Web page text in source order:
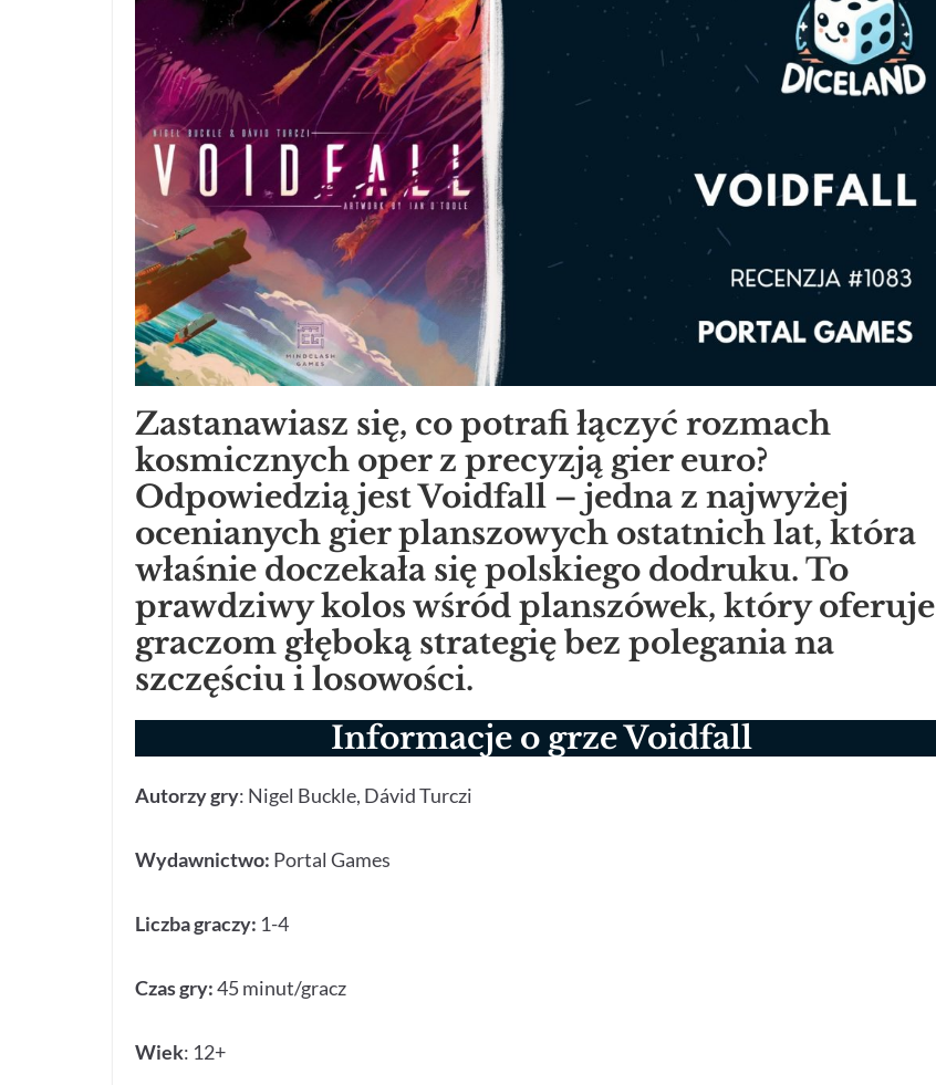
Zastanawiasz się, co potrafi łączyć rozmach
kosmicznych oper z precyzją gier euro?
Odpowiedzią jest Voidfall – jedna z najwyżej
ocenianych gier planszowych ostatnich lat, która
właśnie doczekała się polskiego dodruku. To
prawdziwy kolos wśród planszówek, który oferuje
graczom głęboką strategię bez polegania na
szczęściu i losowości.
Informacje o grze Voidfall
Autorzy gry: Nigel Buckle, Dávid Turczi
Wydawnictwo: Portal Games
Liczba graczy: 1-4
Czas gry:45 minut/gracz
Wiek: 12+